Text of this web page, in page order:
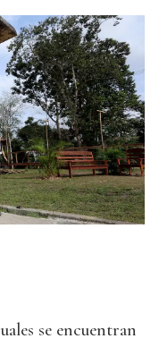
se encuentran